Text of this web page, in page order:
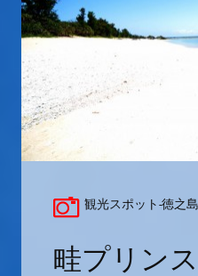
観光スポット-徳之島
畦プリン